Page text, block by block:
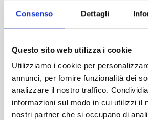
Consenso Dettagli
Questo sito web utilizza i cookie
Utilizziamo i cookie per
annunci, per fornire funzionalità dei
analizzare il nostro traffico.
informazioni sul modo in cui utilizzi il
nostri partner che si occupano di
von 5